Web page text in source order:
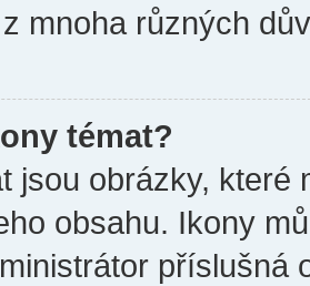
mnoha různých
témat?
jsou obrázky,
obsahu. Ikony
příslušná